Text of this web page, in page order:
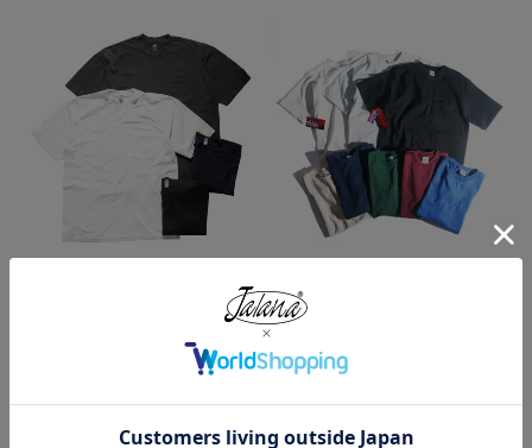
LES APPAREL 1809GD 6.5オンス
半袖 ガーメントダイ ポケットTシ
スウェイト 半袖 ポケット Tシャ
ツ MADE IN USA